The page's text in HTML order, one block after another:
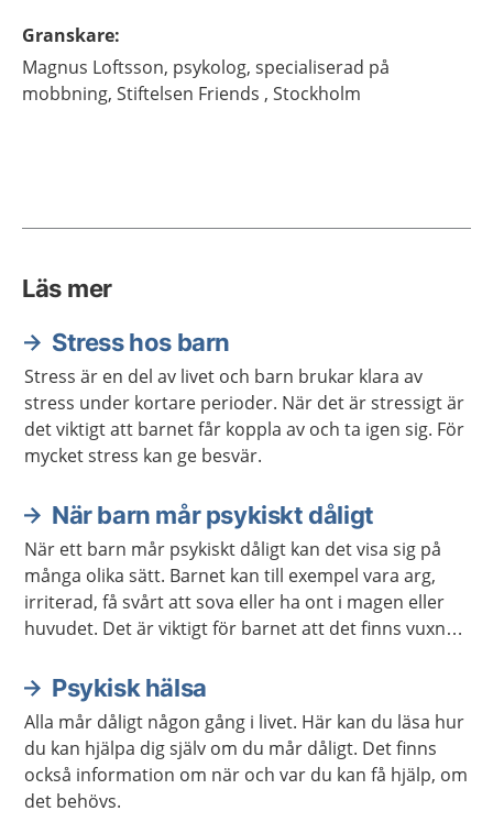
Granskare:
Magnus Loftsson, psykolog, specialiserad på
mobbning, Stiftelsen Friends , Stockholm
Läs mer
Stress hos barn
Stress är en del av livet och barn brukar klara av
stress under kortare perioder. När det är stressigt är
det viktigt att barnet får koppla av och ta igen sig. För
mycket stress kan ge besvär.
När barn mår psykiskt dåligt
När ett barn mår psykiskt dåligt kan det visa sig på
många olika sätt. Barnet kan till exempel vara arg,
irriterad, få svårt att sova eller ha ont i magen eller
huvudet. Det är viktigt för barnet att det finns vuxna
och hjälp från sjukvården eller kommunen.
Psykisk hälsa
Alla mår dåligt någon gång i livet. Här kan du läsa hur
du kan hjälpa dig själv om du mår dåligt. Det finns
också information om när och var du kan få hjälp, om
det behövs.